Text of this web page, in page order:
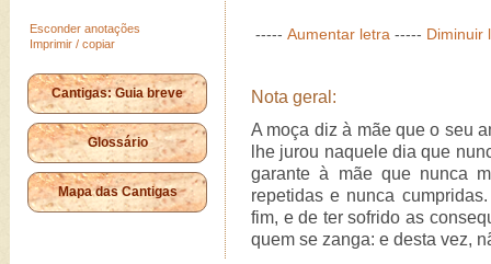
Esconder anotações
Imprimir / copiar
Cantigas: Guia breve
Glossário
Mapa das Cantigas
----- Aumentar letra ----- Diminuir
Nota geral:
A moça diz à mãe que o seu
lhe jurou naquele dia que
garante à mãe que nunca
repetidas e nunca
fim, e de ter sofrido as
quem se zanga: e desta vez,